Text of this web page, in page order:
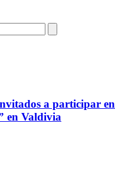
a participar
en Valdivia